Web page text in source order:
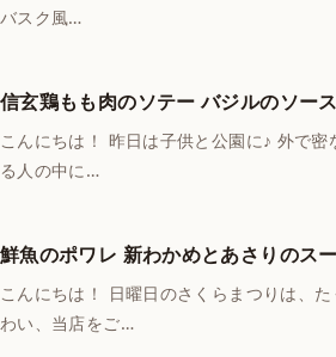
バスク風…
信玄鶏もも肉のソテー バジルのソース
こんにちは！ 昨日は子供と公園に♪ 外で密
る人の中に…
鮮魚のポワレ 新わかめとあさりのス
こんにちは！ 日曜日のさくらまつりは、
わい、当店をご…